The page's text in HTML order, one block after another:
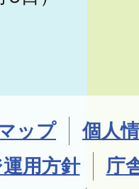
ップ
個人
用方針
庁